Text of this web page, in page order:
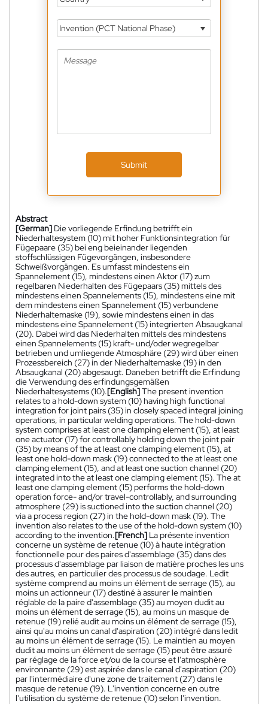
Invention (PCT National Phase)
Submit
Abstract
[German] Die vorliegende Erfindung betrifft ein
Niederhaltesystem (10) mit hoher Funktionsintegration für
Fügepaare (35) bei eng beieinander liegenden
stoffschlüssigen Fügevorgängen, insbesondere
Schweißvorgängen. Es umfasst mindestens ein
Spannelement (15), mindestens einen Aktor (17) zum
regelbaren Niederhalten des Fügepaars (35) mittels des
mindestens einen Spannelements (15), mindestens eine mit
dem mindestens einen Spannelement (15) verbundene
Niederhaltemaske (19), sowie mindestens einen in das
mindestens eine Spannelement (15) integrierten Absaugkanal
(20). Dabei wird das Niederhalten mittels des mindestens
einen Spannelements (15) kraft- und/oder wegregelbar
betrieben und umliegende Atmosphäre (29) wird über einen
Prozessbereich (27) in der Niederhaltemaske (19) in den
Absaugkanal (20) abgesaugt. Daneben betrifft die Erfindung
die Verwendung des erfindungsgemäßen
Niederhaltesystems (10).[English]The present invention
relates to a hold-down system (10) having high functional
integration for joint pairs (35) in closely spaced integral joining
operations, in particular welding operations. The hold-down
system comprises at least one clamping element (15), at least
one actuator (17) for controllably holding down the joint pair
(35) by means of the at least one clamping element (15), at
least one hold-down mask (19) connected to the at least one
clamping element (15), and at least one suction channel (20)
integrated into the at least one clamping element (15). The at
least one clamping element (15) performs the hold-down
operation force- and/or travel-controllably, and surrounding
atmosphere (29) is suctioned into the suction channel (20)
via a process region (27) in the hold-down mask (19). The
invention also relates to the use of the hold-down system (10)
according to the invention.[French] La présente invention
concerne un système de retenue (10) à haute intégration
fonctionnelle pour des paires d'assemblage (35) dans des
processus d'assemblage par liaison de matière proches les uns
des autres, en particulier des processus de soudage. Ledit
système comprend au moins un élément de serrage (15), au
moins un actionneur (17) destiné à assurer le maintien
réglable de la paire d'assemblage (35) au moyen dudit au
moins un élément de serrage (15), au moins un masque de
retenue (19) relié audit au moins un élément de serrage (15),
ainsi qu'au moins un canal d'aspiration (20) intégré dans ledit
au moins un élément de serrage (15). Le maintien au moyen
dudit au moins un élément de serrage (15) peut être assuré
par réglage de la force et/ou de la course et l'atmosphère
environnante (29) est aspirée dans le canal d'aspiration (20)
par l'intermédiaire d'une zone de traitement (27) dans le
masque de retenue (19). L'invention concerne en outre
l'utilisation du système de retenue (10) selon l'invention.